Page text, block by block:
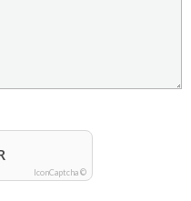
IconCaptcha ©